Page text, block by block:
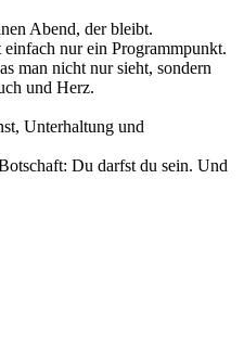
Abend, der bleibt.
nur ein Programmpunkt.
man nicht nur sieht, sondern
und Herz.
Unterhaltung und
Du darfst du sein. Und